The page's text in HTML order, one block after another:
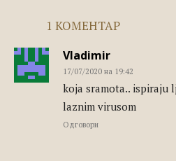
1 КОМЕНТАР
Vladimir
17/07/2020 на 19:42
koja sramota.. ispiraju
laznim virusom
Одговори